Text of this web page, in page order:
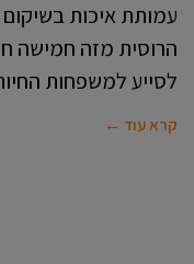
עמותת איכות
הרוסית מזה חמישה
לסייע למשפחות
קרא עוד ←